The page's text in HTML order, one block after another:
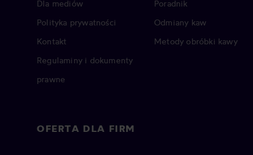
Dla mediów
Polityka prywatności
Kontakt
Regulaminy i dokumenty
prawne
Poradnik
Odmiany kaw
Metody obróbki kawy
OFERTA DLA FIRM